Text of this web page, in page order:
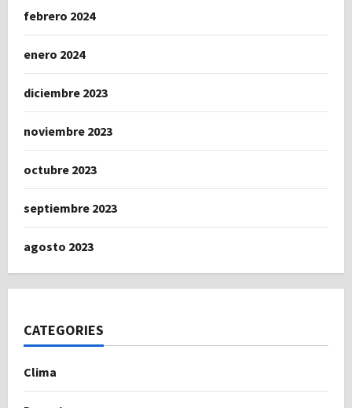
febrero 2024
enero 2024
diciembre 2023
noviembre 2023
octubre 2023
septiembre 2023
agosto 2023
CATEGORIES
Clima